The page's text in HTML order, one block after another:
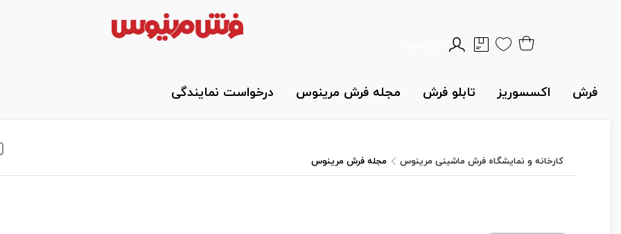
فرش اکسسوریز تابلو فرش مجله فرش مرینوس درخواست نمایندگی
کارخانه و نمایشگاه فرش ماشینی مرینوس مجله فرش مرینوس